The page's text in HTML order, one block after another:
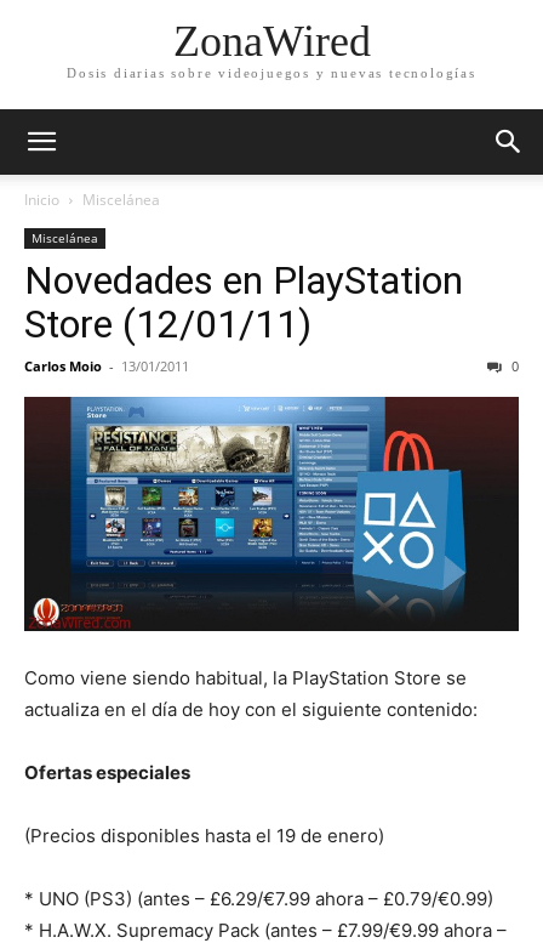
ZonaWired
Dosis diarias sobre videojuegos y nuevas tecnologías
Inicio Miscelánea
Miscelánea
Novedades en PlayStation
Store (12/01/11)
Carlos Moio - 13/01/2011 0
Como viene siendo habitual, la PlayStation Store se
actualiza en el día de hoy con el siguiente contenido:
Ofertas especiales
(Precios disponibles hasta el 19 de enero)
* UNO (PS3) (antes – £6.29/€7.99 ahora – £0.79/€0.99)
* H.A.W.X. Supremacy Pack (antes – £7.99/€9.99 ahora –